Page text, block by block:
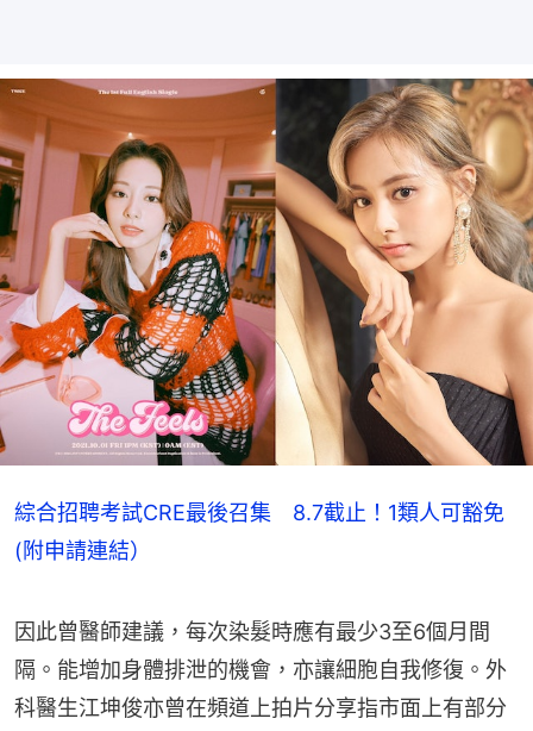
綜合招聘考試CRE最後召集 8.7截止！1類人可豁免
(附申請連結）
因此曾醫師建議，每次染髮時應有最少3至6個月間
隔。能增加身體排泄的機會，亦讓細胞自我修復。外
科醫生江坤俊亦曾在頻道上拍片分享指市面上有部分